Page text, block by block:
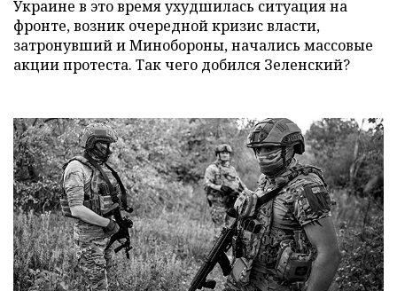
Украине в это время ухудшилась ситуация на
фронте, возник очередной кризис власти,
затронувший и Минобороны, начались массовые
акции протеста. Так чего добился Зеленский?